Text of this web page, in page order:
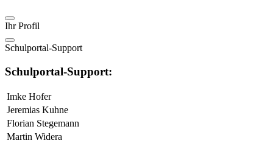
Ihr Profil
Schulportal-Support
Schulportal-Support:
Imke Hofer
Jeremias Kuhne
Florian Stegemann
Martin Widera